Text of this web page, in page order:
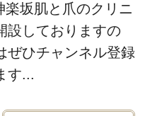
楽坂肌と爪のクリニ
設しておりますの
ぜひチャンネル登録
す...